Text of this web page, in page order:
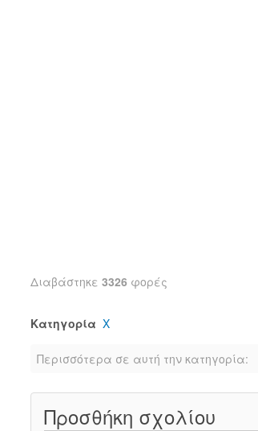
Διαβάστηκε 3326 φορές
Κατηγορία Χ
Περισσότερα σε αυτή την κατηγορία:
Προσθήκη σχολίου